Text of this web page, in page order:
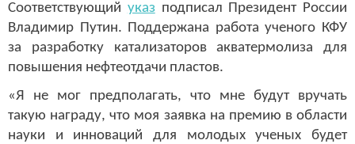
Соответствующий указподписал Президент России
Владимир Путин. Поддержана работа ученого КФУ
за разработку катализаторов акватермолиза для
повышения нефтеотдачи пластов.
«Я не мог предполагать, что мне будут вручать
такую награду, что моя заявка на премию в области
науки и инноваций для молодых ученых будет